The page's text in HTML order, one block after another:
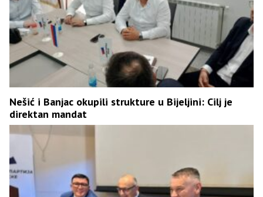
Nešić i Banjac okupili strukture u Bijeljini: Cilj je
direktan mandat